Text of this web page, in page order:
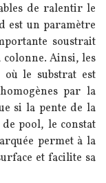
de ralentir le
est un paramètre
soustrait
colonne. Ainsi, les
le substrat est
par la
si la pente de la
pool, le constat
permet à la
et facilite sa